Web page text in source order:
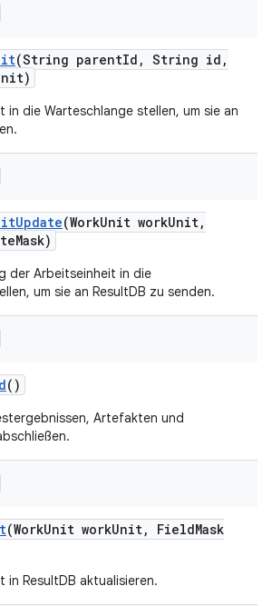
(String parentId , String id ,
in die Warteschlange stellen, um sie an
Update(WorkUnit workUnit,
Mask)
der Arbeitseinheit in die
um sie an ResultDB zu senden.
()
Artefakten und
(WorkUnit workUnit, FieldMask
in ResultDB aktualisieren.